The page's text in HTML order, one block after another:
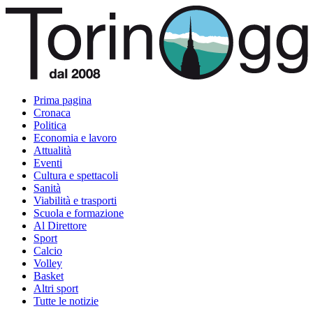
Prima pagina
Cronaca
Politica
Economia e lavoro
Attualità
Eventi
Cultura e spettacoli
Sanità
Viabilità e trasporti
Scuola e formazione
Al Direttore
Sport
Calcio
Volley
Basket
Altri sport
Tutte le notizie